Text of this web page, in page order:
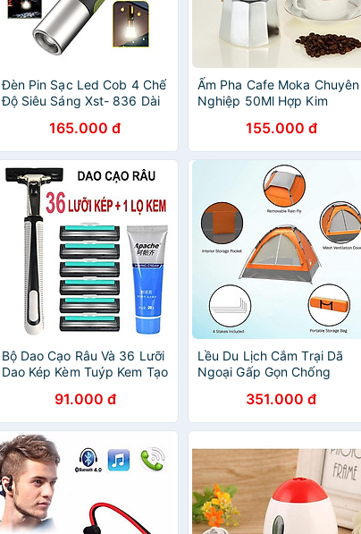
Đèn Pin Sạc Led Cob 4 Chế
Độ Siêu Sáng Xst- 836 Dài
165.000 đ
Ấm Pha Cafe Moka Chuyên
Nghiệp 50Ml Hợp Kim
155.000 đ
Bộ Dao Cạo Râu Và 36 Lưỡi
Dao Kép Kèm Tuýp Kem Tạo
91.000 đ
Lều Du Lịch Cắm Trại Dã
Ngoại Gấp Gọn Chống
351.000 đ